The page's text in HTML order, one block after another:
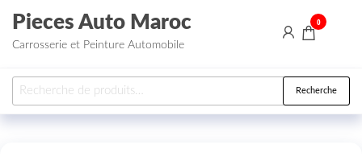
Aller au contenu
Pieces Auto Maroc
Carrosserie et Peinture Automobile
0
Recherche pour : Recherche